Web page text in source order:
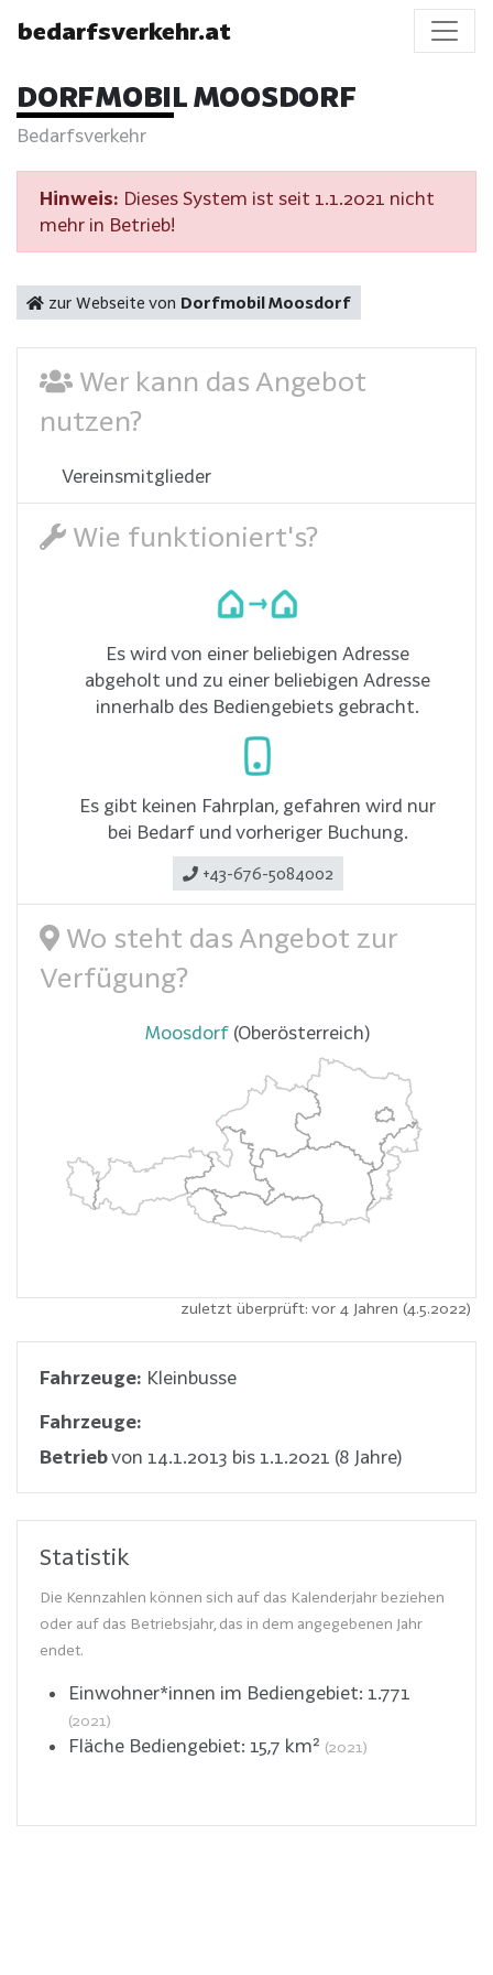
bedarfsverkehr.at
DORFMOBIL MOOSDORF
Bedarfsverkehr
Hinweis: Dieses System ist seit 1.1.2021 nicht
mehr in Betrieb!
zur Webseite von Dorfmobil Moosdorf
Wer kann das Angebot
nutzen?
Vereinsmitglieder
Wie funktioniert's?
Es wird von einer beliebigen Adresse
abgeholt und zu einer beliebigen Adresse
innerhalb des Bediengebiets gebracht.
Es gibt keinen Fahrplan, gefahren wird nur
bei Bedarf und vorheriger Buchung.
+43-676-5084002
Wo steht das Angebot zur
Verfügung?
Moosdorf (Oberösterreich)
zuletzt überprüft: vor 4 Jahren (4.5.2022)
Fahrzeuge: Kleinbusse
Fahrzeuge:
Betriebvon 14.1.2013 bis 1.1.2021 (8 Jahre)
Statistik
Die Kennzahlen können sich auf das Kalenderjahr beziehen
oder auf das Betriebsjahr, das in dem angegebenen Jahr
endet.
Einwohner*innen im Bediengebiet: 1.771
(2021)
Fläche Bediengebiet: 15,7 km² (2021)